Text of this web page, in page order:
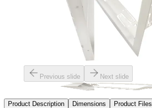
Previous slide Next slide
Product Description Dimensions Product Files